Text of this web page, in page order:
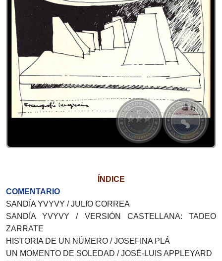
ÍNDICE
COMENTARIO
SANDÍA YVYVY / JULIO CORREA
SANDÍA YVYVY / VERSIÓN CASTELLANA: TADEO
ZARRATE
HISTORIA DE UN NÚMERO / JOSEFINA PLÁ
UN MOMENTO DE SOLEDAD / JOSÉ-LUIS APPLEYARD